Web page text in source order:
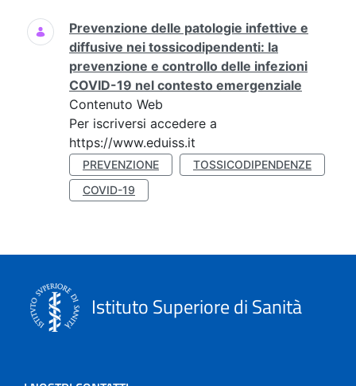
Ricerca
Prevenzione delle patologie infettive e
diffusive nei tossicodipendenti: la
prevenzione e controllo delle infezioni
COVID-19 nel contesto emergenziale
Contenuto Web
Per iscriversi accedere a
https://www.eduiss.it
PREVENZIONE
TOSSICODIPENDENZE
COVID-19
Istituto Superiore di Sanità